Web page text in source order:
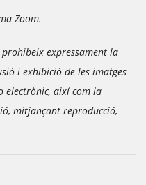
Zoom.
expressament la
i exhibició de les imatges
electrònic, així com la
mitjançant reproducció,